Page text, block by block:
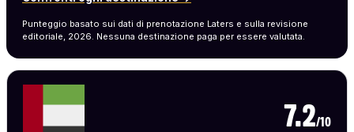
Punteggio basato sui dati di prenotazione Laters e sulla revisione
editoriale, 2026. Nessuna destinazione paga per essere valutata.
7.2/10